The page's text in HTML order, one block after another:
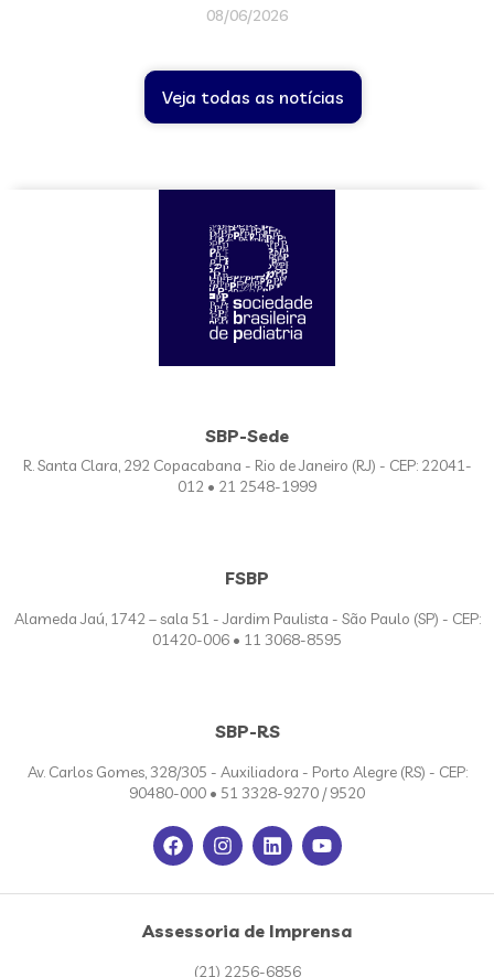
08/06/2026
Veja todas as notícias
SBP-Sede
R. Santa Clara, 292 Copacabana - Rio de Janeiro (RJ) - CEP: 22041-
012 • 21 2548-1999
FSBP
Alameda Jaú, 1742 – sala 51 - Jardim Paulista - São Paulo (SP) - CEP:
01420-006 • 11 3068-8595
SBP-RS
Av. Carlos Gomes, 328/305 - Auxiliadora - Porto Alegre (RS) - CEP:
90480-000 • 51 3328-9270 / 9520
Assessoria de Imprensa
(21) 2256-6856